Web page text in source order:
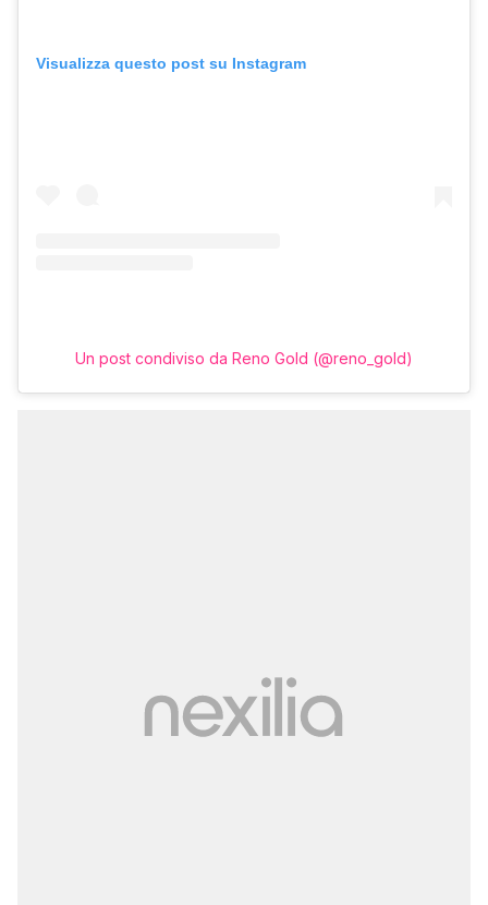
Visualizza questo post su Instagram
Un post condiviso da Reno Gold (@reno_gold)